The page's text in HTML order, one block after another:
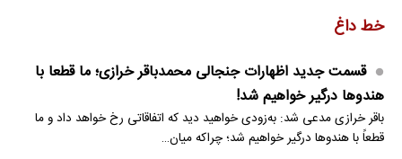
خط داغ
قسمت جدید اظهارات جنجالی محمدباقر خرازی؛ ما قطعا با
هندوها درگیر خواهیم شد!
باقر خرازی مدعی شد: به‌زودی خواهید دید که اتفاقاتی رخ خواهد داد و ما
قطعاً با هندوها درگیر خواهیم شد؛ چراکه میان…